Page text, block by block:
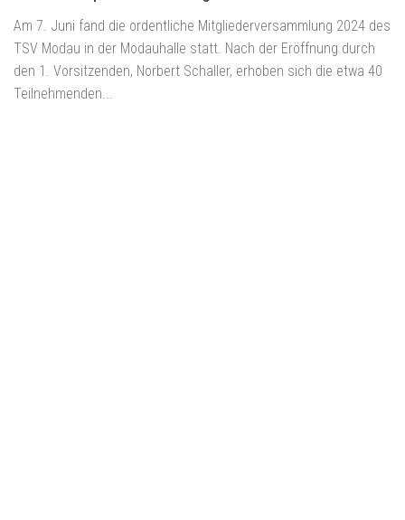
Am 7. Juni fand die ordentliche Mitgliederversammlung 2024 des
TSV Modau in der Modauhalle statt. Nach der Eröffnung durch
den 1. Vorsitzenden, Norbert Schaller, erhoben sich die etwa 40
Teilnehmenden...